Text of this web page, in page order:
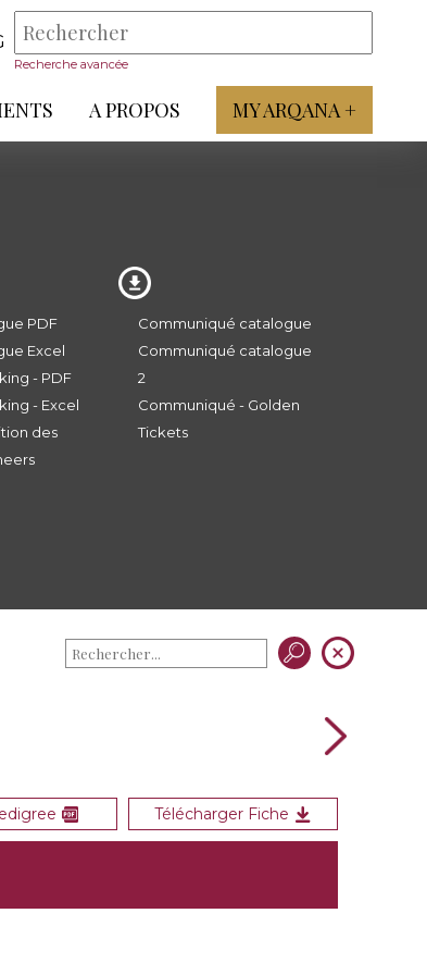
Recherche avancée
A PROPOS MY ARQANA +
PDF
Excel
- PDF
- Excel
des
Communiqué catalogue
Communiqué catalogue
2
Communiqué - Golden
Tickets
Télécharger Fiche